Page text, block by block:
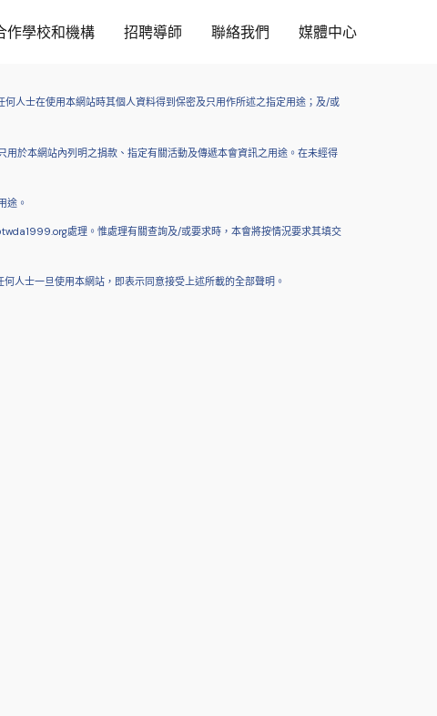
作學校和機構 招聘導師 聯絡我們 媒體中心
人士在使用本網站時其個人資料得到保密及只用作所述之指定用途；及/或
於本網站內列明之捐款、指定有關活動及傳遞本會資訊之用途。在未經得
途。
處理。惟處理有關查詢及/或要求時，本會將按情況要求其填交
人士一旦使用本網站，即表示同意接受上述所載的全部聲明。